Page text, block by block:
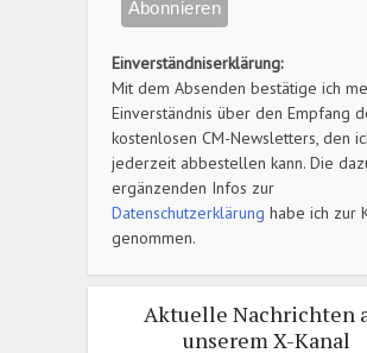
Einverständniserklärung:
Mit dem Absenden bestätige ich
Einverständnis über den Empfang
kostenlosen CM-Newsletters, den
jederzeit abbestellen kann. Die
ergänzenden Infos zur
Datenschutzerklärung habe ich zur
genommen.
Aktuelle Nachrichten
unserem X-Kanal